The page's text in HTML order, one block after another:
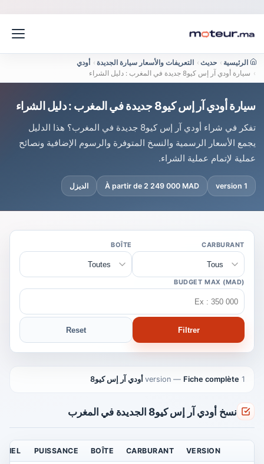
الرئيسية › حديث › التعريفات والأسعار سيارة الجديدة ›
أودي
› سيارة أودي آر إس كيو8 جديدة في المغرب : دليل الشراء
سيارة أودي آر إس كيو8 جديدة في المغرب : دليل الشراء
تفكر في شراء أودي آر إس كيو8 جديدة في المغرب؟ هذا الدليل
يجمع الأسعار الرسمية والنسخ المتوفرة والرسوم الإضافية ونصائح
عملية لإتمام عملية الشراء.
1 version
À partir de 2 249 000 MAD الديزل
CARBURANT
BOÎTE
BUDGET MAX (MAD)
Filtrer
Reset
1 version
— Fiche complète أودي آر إس كيو8
نسخ أودي آر إس كيو8 الجديدة في المغرب
VERSION
CARBURANT
BOÎTE
PUISSANCE